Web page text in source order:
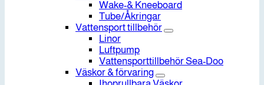
Wake-& Kneeboard
Tube/Åkringar
Vattensport tillbehör
Linor
Luftpump
Vattensporttillbehör Sea-Doo
Väskor & förvaring